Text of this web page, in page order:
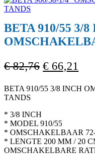
BETA 910/55 3/8
€82,76
was:
€ 66,21
is:
BETA 910/55 3/8 INCH
TANDS
* 3/8 INCH
* MODEL 910/55
* OMSCHAKELBAAR
* LENGTE 200 MM / 20
OMSCHAKELBARE